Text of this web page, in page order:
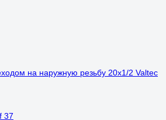
на наружную резьбу 20х1/2 Valtec